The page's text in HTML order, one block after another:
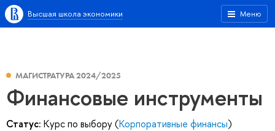
Меню
Высшая школа экономики
МАГИСТРАТУРА 2024/2025
Финансовые инструменты
Статус: Курс по выбору (Корпоративные финансы)